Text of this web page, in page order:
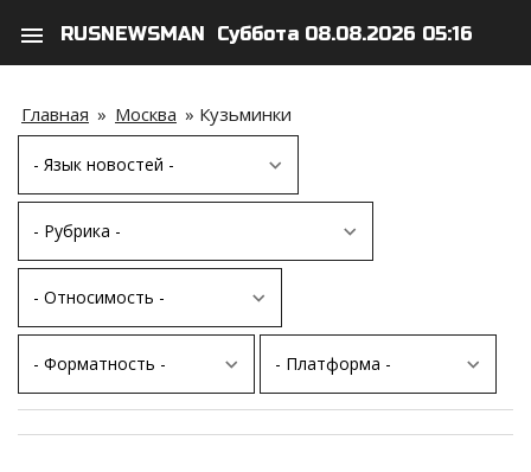
menu RUSNEWSMAN Суббота 08.08.2026 05:16
Главная » Москва » Кузьминки